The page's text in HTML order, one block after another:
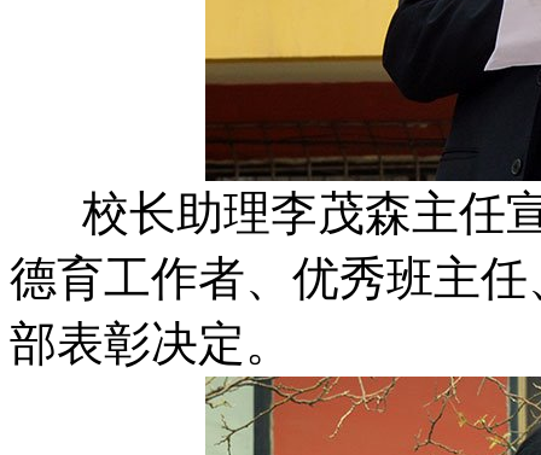
校长助理李茂森主任
德育工作者、优秀班主
部表彰决定。